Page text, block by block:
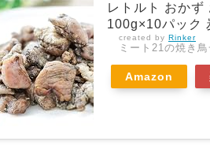
レトルト おかず
100g×10パック
created by Rinker
ミート21の焼き
Amazon